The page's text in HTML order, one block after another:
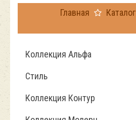
Главная Каталог
Коллекция Альфа
Стиль
Коллекция Контур